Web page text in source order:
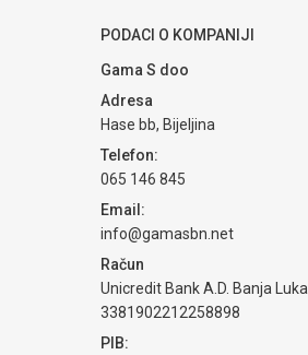
PODACI O KOMPANIJI
Gama S doo
Adresa
Hase bb, Bijeljina
Telefon:
065 146 845
Email:
info@gamasbn.net
Račun
Unicredit Bank A.D. Banja Luka
3381902212258898
PIB: